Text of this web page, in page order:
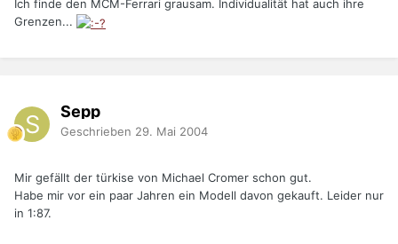
Ich finde den MCM-Ferrari grausam. Individualität hat auch ihre
Grenzen...
Sepp
Geschrieben 29. Mai 2004
Mir gefällt der türkise von Michael Cromer schon gut.
Habe mir vor ein paar Jahren ein Modell davon gekauft. Leider nur
in 1:87.